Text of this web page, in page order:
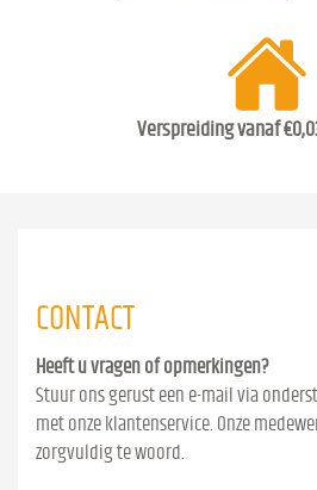
Verspreiding vanaf
CONTACT
Heeft u vragen of opmerkingen?
Stuur ons gerust een e-mail via
met onze klantenservice. Onze
zorgvuldig te woord.